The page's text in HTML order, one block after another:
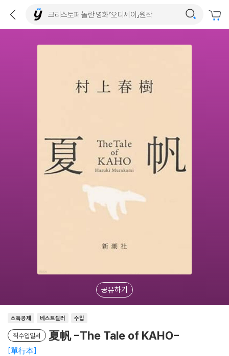
공유하기
소득공제 베스트셀러 수입
직수입일서 夏帆 -The Tale of KAHO-
單行本